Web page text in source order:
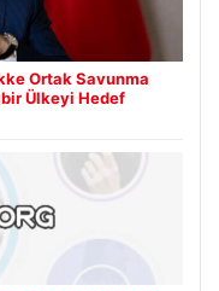
Ortak Savunma
Ülkeyi Hedef